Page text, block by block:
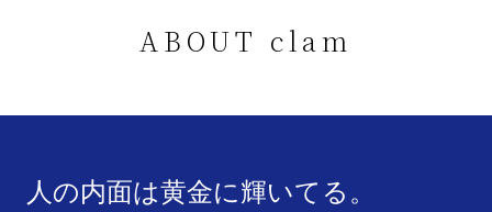
ABOUT clam
人の内面は黄金に輝いてる。